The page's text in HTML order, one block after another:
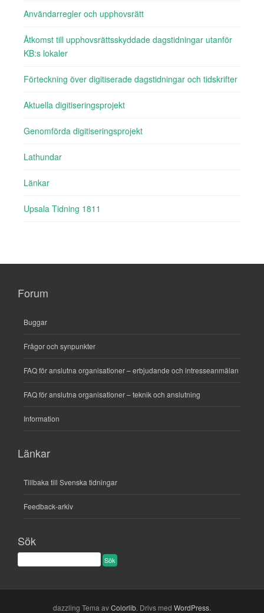
Användarregler och upphovsrätt
Åtkomst till upphovsrättsskyddade dagstidningar utanför
KB:s lokaler
Förteckning över digitiserade dagstidningar och tidskrifter
Aktuella digitiseringsprojekt
Genomförda digitiseringsprojekt
Lathundar
Länkar
Upsala Tidning 1811
Forum
Buggar
Frågor och synpunkter
FAQ för anslutna organisationer – erbjudande och intresseanmälan
FAQ för anslutna organisationer – teknik och anslutning
Information
Länkar
Tillbaka till Svenska tidningar
Feedback-arkiv
Sök
dazzling Tema avColorlib. Drivs med WordPress.